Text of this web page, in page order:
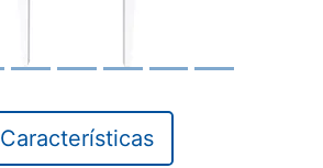
Características